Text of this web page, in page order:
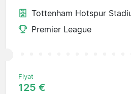
Tottenham Hotspur
Premier League
Fiyat
125 €